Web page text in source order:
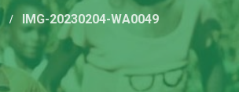
IMG-20230204-WA0049